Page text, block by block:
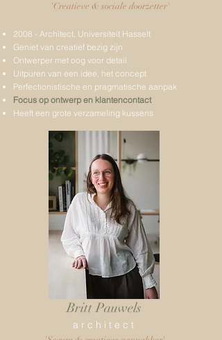
'Creatieve & sociale doorzetter'
2008 - Architect, Universiteit Hasselt
Geniet van creatief bezig zijn
Ontwerper met oog voor detail
Uitpuren van een idee, het concept
Perfectionistische en pragmatische aanpak
Focus op ontwerp en klantencontact
Heeft een grote verzameling kussens
Britt Pauwels
a r c h i t e c t